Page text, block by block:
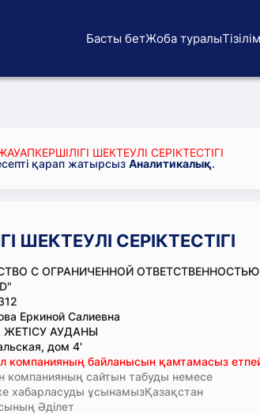
Басты бетЖоба туралы
ШЕКТЕУЛІ СЕРІКТЕСТІГІ
қарап жатырсыз Аналитикалық.
ШЕКТЕУЛІ СЕРІКТЕСТІГІ
С ОГРАНИЧЕННОЙ ОТВЕТСТВЕННОСТЬЮ
Еркиной Салиевна
АУДАНЫ
дом 4'
компанияның байланысын қамтамасыз
компанияның сайтын табуды немесе
хабарласуды ұсынамызҚазақстан
Әділет